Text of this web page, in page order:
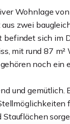
Wohnlage
zwei
sich im
mit rund 87
noch ein
und gemütlich.